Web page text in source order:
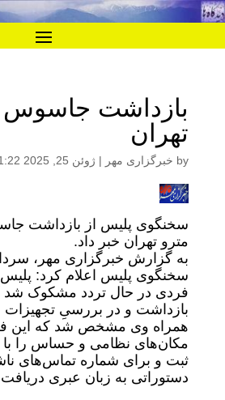
بازداشت جاسوس
تهران
by خبرگزاری مهر | ژوئن 25, 2025 11:22 ب.ظ
سخنگوی پلیس از بازداشت
مترو تهران خبر داد.
به گزارش خبرگزاری مهر،
سخنگوی پلیس اعلام کرد: پلیس
فردی در حال تردد مشکوک شد
بازداشت و در بررسیِ تجهیزات
همراه وی مشخص شد که این
مکان‌های نظامی و حساس را با
ثبت و برای شماره تماس‌های
دستوراتی به زبان عبری